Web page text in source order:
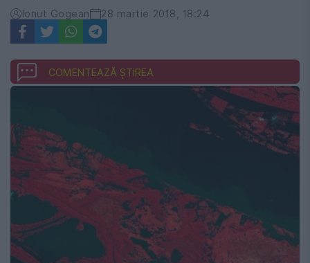
Ionut Gogean 28 martie 2018, 18:24
COMENTEAZĂ ȘTIREA